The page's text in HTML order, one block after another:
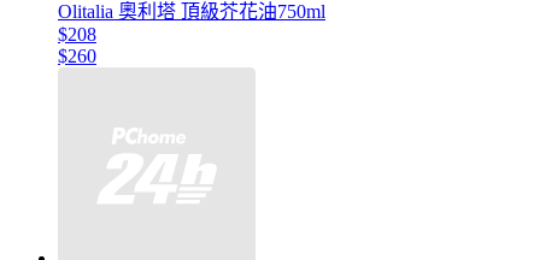
Olitalia 奧利塔 頂級芥花油750ml
$208
$260